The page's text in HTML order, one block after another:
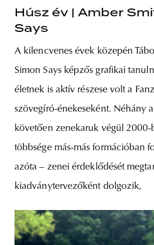
Húsz év | Amber
Says
A kilencvenes évek közepén
Simon Says képzős grafikai
életnek is aktív részese volt a
szövegíró-énekeseként. Néhány
követően zenekaruk végül 2000-
többsége más-más formációban
azóta – zenei érdeklődését
kiadványtervezőként dolgozik,